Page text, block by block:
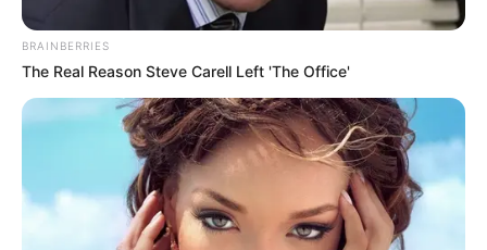
BRAINBERRIES
The Real Reason Steve Carell Left 'The Office'